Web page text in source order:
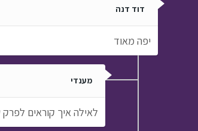
דוד דנה
יפה מאוד
מענדי
לאילה איך קוראים